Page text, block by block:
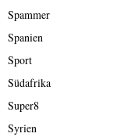
Spammer
Spanien
Sport
Südafrika
Super8
Syrien